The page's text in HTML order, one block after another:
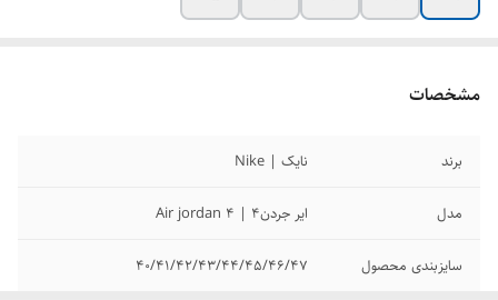
مشخصات
برند نایک | Nike
مدل ایر جردن4 | Air jordan 4
سایزبندی محصول 40/41/42/43/44/45/46/47